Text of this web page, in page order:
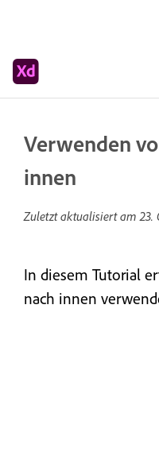
Verwenden
innen
Zuletzt aktualisiert am23.
In diesem Tutorial
nach innen